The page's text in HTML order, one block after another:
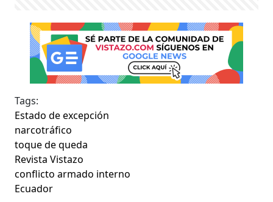
Tags:
Estado de excepción
narcotráfico
toque de queda
Revista Vistazo
conflicto armado interno
Ecuador